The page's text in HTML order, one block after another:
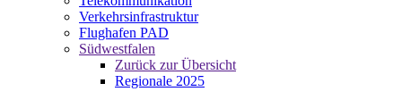
Verkehrsinfrastruktur
Flughafen PAD
Südwestfalen
Zurück zur Übersicht
Regionale 2025